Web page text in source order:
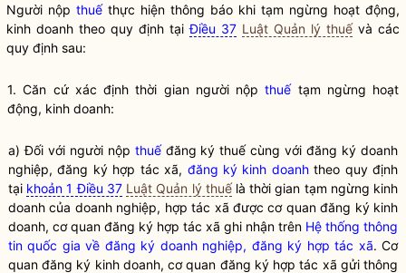
Người nộp thuếthực hiện thông báo khi tạm ngừng hoạt động,
kinh doanh theo quy định tạiĐiều 37 Luật Quản lý thuếvà các
quy định sau:
1. Căn cứ xác định thời gian người nộpthuếtạm ngừng hoạt
động, kinh doanh:
a) Đối với người nộp thuếđăng kýthuếcùng với đăng ký doanh
nghiệp, đăng ký hợp tác xã, đăng ký kinh doanhtheo quy định
tại khoản 1 Điều 37 Luật Quản lý thuếlà thời gian tạm ngừng kinh
doanh của doanh nghiệp, hợp tác xã được cơ quanđăng ký kinh
doanh, cơ quan đăng ký hợp tác xã ghi nhận trên Hệ thống thông
tin quốc gia về đăng ký doanh nghiệp, đăng ký hợp tác xã. Cơ
quanđăng ký kinh doanh, cơ quan đăng ký hợp tác xã gửi thông